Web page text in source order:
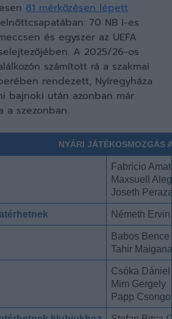
81 mérkőzésen lépett
70 NB I-es
és egyszer az UEFA
A 2025/26-os
számított rá a szakmai
rendezett, Nyíregyháza
bajnoki után azonban már
a szezonban.
NYÁRI JÁTÉKOSMOZGÁS
Fabricio
Maxsuell
Joseth
Németh
Babos
Tahir
Csóka Dániel
Mim Gergely
Papp